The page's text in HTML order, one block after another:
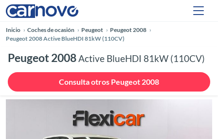
Inicio Coches de ocasión Peugeot
Peugeot 2008
Peugeot 2008 Active BlueHDI 81kW (110CV)
Peugeot 2008Active BlueHDI 81kW (110CV)
Consulta otros Peugeot 2008